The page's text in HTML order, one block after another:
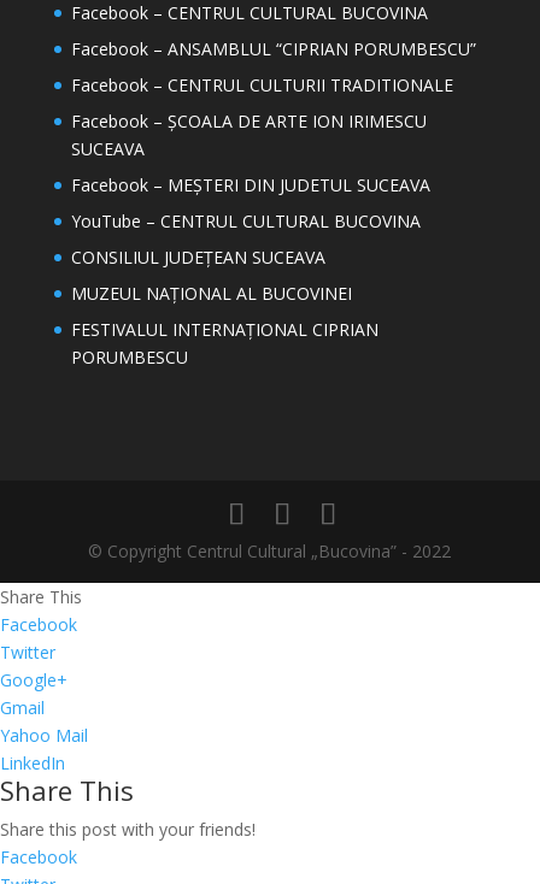
Facebook – CENTRUL CULTURAL BUCOVINA
Facebook – ANSAMBLUL “CIPRIAN PORUMBESCU”
Facebook – CENTRUL CULTURII TRADITIONALE
Facebook – ȘCOALA DE ARTE ION IRIMESCU
SUCEAVA
Facebook – MEȘTERI DIN JUDETUL SUCEAVA
YouTube – CENTRUL CULTURAL BUCOVINA
CONSILIUL JUDEȚEAN SUCEAVA
MUZEUL NAȚIONAL AL BUCOVINEI
FESTIVALUL INTERNAȚIONAL CIPRIAN
PORUMBESCU
© Copyright Centrul Cultural „Bucovina” - 2022
Share This
Facebook
Twitter
Google+
Gmail
Yahoo Mail
LinkedIn
Share This
Share this post with your friends!
Facebook